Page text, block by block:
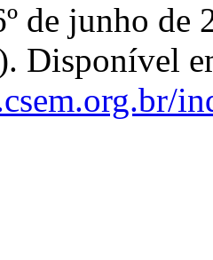
de junho de
Disponível